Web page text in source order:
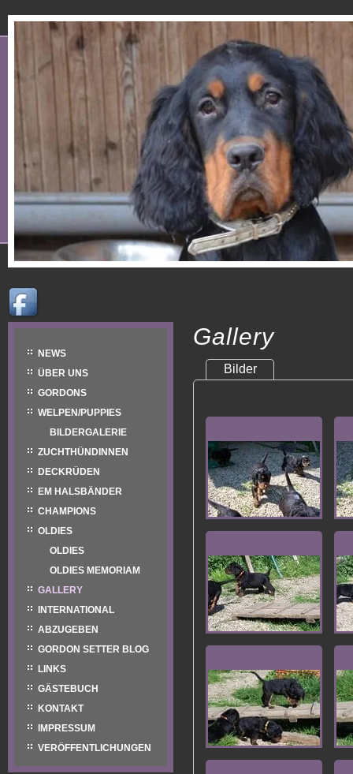
NEWS
ÜBER UNS
GORDONS
WELPEN/PUPPIES
BILDERGALERIE
ZUCHTHÜNDINNEN
DECKRÜDEN
EM HALSBÄNDER
CHAMPIONS
OLDIES
OLDIES
OLDIES MEMORIAM
GALLERY
INTERNATIONAL
ABZUGEBEN
GORDON SETTER BLOG
LINKS
GÄSTEBUCH
KONTAKT
IMPRESSUM
VERÖFFENTLICHUNGEN
Gallery
Bilder